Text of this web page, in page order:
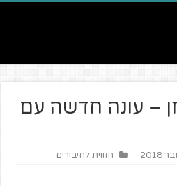
– עונה חדשה עם
הזווית לחיבורים